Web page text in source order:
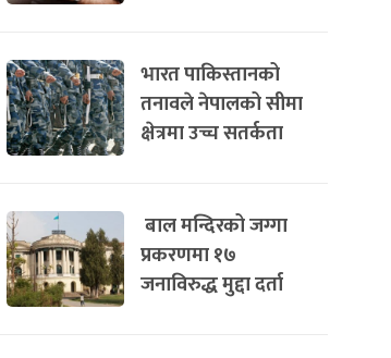
भारत पाकिस्तानको
तनावले नेपालको सीमा
क्षेत्रमा उच्च सतर्कता
बाल मन्दिरको जग्गा
प्रकरणमा १७
जनाविरुद्ध मुद्दा दर्ता